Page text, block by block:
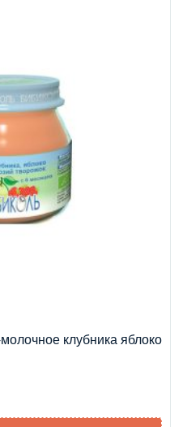
клубника яблоко